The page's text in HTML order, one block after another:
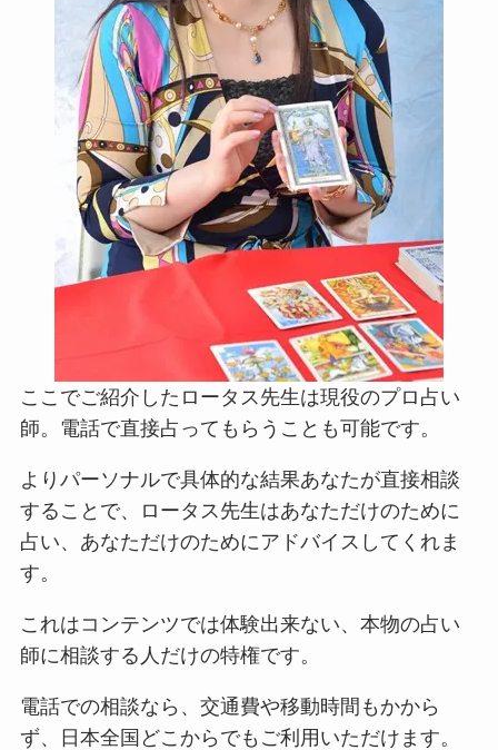
ここでご紹介したロータス先生は現役のプロ占い
師。電話で直接占ってもらうことも可能です。
よりパーソナルで具体的な結果あなたが直接相談
することで、ロータス先生はあなただけのために
占い、あなただけのためにアドバイスしてくれま
す。
これはコンテンツでは体験出来ない、本物の占い
師に相談する人だけの特権です。
電話での相談なら、交通費や移動時間もかから
ず、日本全国どこからでもご利用いただけます。